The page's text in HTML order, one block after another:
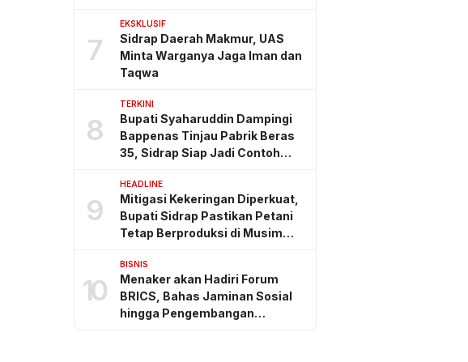
7
EKSKLUSIF
Sidrap Daerah Makmur, UAS
Minta Warganya Jaga Iman dan
Taqwa
8
TERKINI
Bupati Syaharuddin Dampingi
Bappenas Tinjau Pabrik Beras
35, Sidrap Siap Jadi Contoh
9
HEADLINE
Mitigasi Kekeringan Diperkuat,
Bupati Sidrap Pastikan Petani
Tetap Berproduksi di Musim
10
BISNIS
Menaker akan Hadiri Forum
BRICS, Bahas Jaminan Sosial
hingga Pengembangan